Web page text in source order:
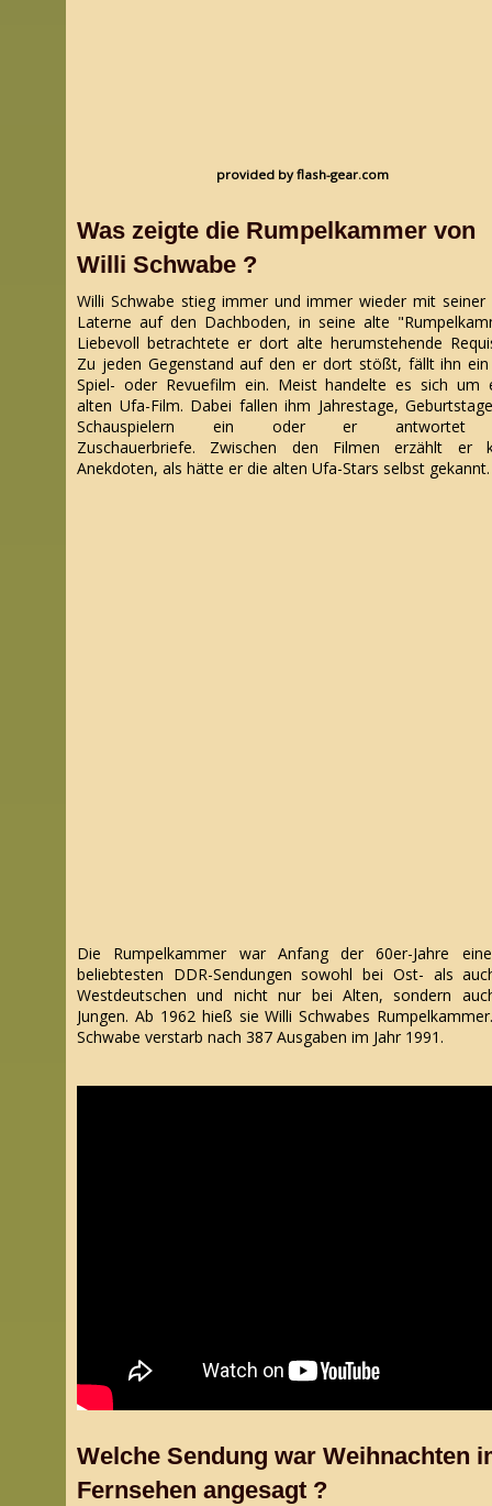
provided by flash-gear.com
Was zeigte die Rumpelkammer von
Willi Schwabe ?
Willi Schwabe stieg immer und immer wieder mit seiner
Laterne auf den Dachboden, in seine alte
Liebevoll betrachtete er dort alte herumstehende
Zu jeden Gegenstand auf den er dort stößt, fällt ihn
Spiel- oder Revuefilm ein. Meist handelte es sich um
alten Ufa-Film. Dabei fallen ihm Jahrestage,
Schauspielern ein oder er antwortet
Zuschauerbriefe. Zwischen den Filmen erzählt er
Anekdoten, als hätte er die alten Ufa-Stars selbst
Die Rumpelkammer war Anfang der 60er-Jahre
beliebtesten DDR-Sendungen sowohl bei Ost- als
Westdeutschen und nicht nur bei Alten, sondern
Jungen. Ab 1962 hieß sie Willi Schwabes
Schwabe verstarb nach 387 Ausgaben im Jahr 1991.
Welche Sendung war Weihnachten
Fernsehen angesagt ?